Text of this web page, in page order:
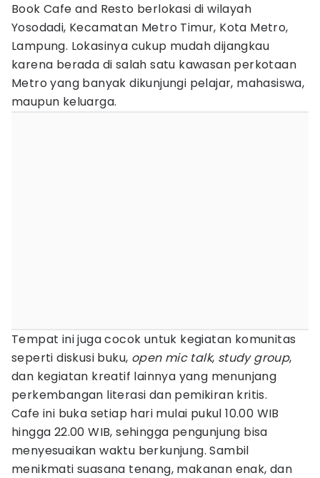
Book Cafe and Resto berlokasi di wilayah
Yosodadi, Kecamatan Metro Timur, Kota Metro,
Lampung. Lokasinya cukup mudah dijangkau
karena berada di salah satu kawasan perkotaan
Metro yang banyak dikunjungi pelajar, mahasiswa,
maupun keluarga.
Tempat ini juga cocok untuk kegiatan komunitas
seperti diskusi buku, open mic talk, study group,
dan kegiatan kreatif lainnya yang menunjang
perkembangan literasi dan pemikiran kritis.
Cafe ini buka setiap hari mulai pukul 10.00 WIB
hingga 22.00 WIB, sehingga pengunjung bisa
menyesuaikan waktu berkunjung. Sambil
menikmati suasana tenang, makanan enak, dan